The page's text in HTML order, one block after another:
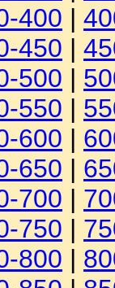
400 |
450 |
500 |
550 |
600 |
650 |
700 |
750 |
800 |